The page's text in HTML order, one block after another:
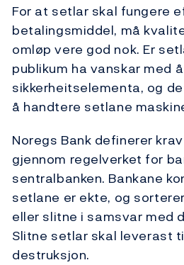
For at setlar skal fungere
betalingsmiddel, må
omløp vere god nok. Er
publikum ha vanskar med
sikkerheitselementa, og
å handtere setlane
Noregs Bank definerer
gjennom regelverket for
sentralbanken. Bankane
setlane er ekte, og
eller slitne i samsvar med
Slitne setlar skal leverast
destruksjon.